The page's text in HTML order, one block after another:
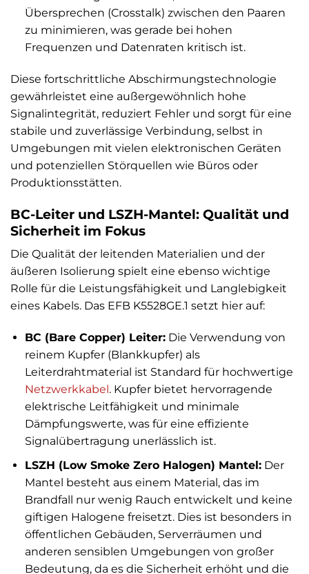
Übersprechen (Crosstalk) zwischen den Paaren
zu minimieren, was gerade bei hohen
Frequenzen und Datenraten kritisch ist.
Diese fortschrittliche Abschirmungstechnologie
gewährleistet eine außergewöhnlich hohe
Signalintegrität, reduziert Fehler und sorgt für eine
stabile und zuverlässige Verbindung, selbst in
Umgebungen mit vielen elektronischen Geräten
und potenziellen Störquellen wie Büros oder
Produktionsstätten.
BC-Leiter und LSZH-Mantel: Qualität und
Sicherheit im Fokus
Die Qualität der leitenden Materialien und der
äußeren Isolierung spielt eine ebenso wichtige
Rolle für die Leistungsfähigkeit und Langlebigkeit
eines Kabels. Das EFB K5528GE.1 setzt hier auf:
BC (Bare Copper) Leiter:Die Verwendung von
reinem Kupfer (Blankkupfer) als
Leiterdrahtmaterial ist Standard für hochwertige
Netzwerkkabel . Kupfer bietet hervorragende
elektrische Leitfähigkeit und minimale
Dämpfungswerte, was für eine effiziente
Signalübertragung unerlässlich ist.
LSZH (Low Smoke Zero Halogen) Mantel:Der
Mantel besteht aus einem Material, das im
Brandfall nur wenig Rauch entwickelt und keine
giftigen Halogene freisetzt. Dies ist besonders in
öffentlichen Gebäuden, Serverräumen und
anderen sensiblen Umgebungen von großer
Bedeutung, da es die Sicherheit erhöht und die